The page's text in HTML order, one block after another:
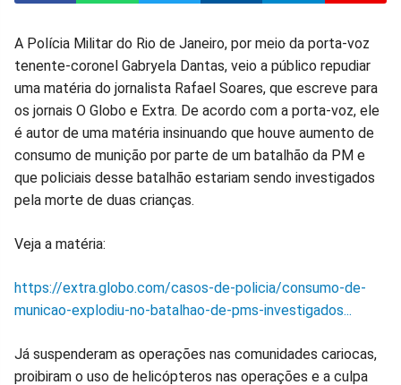
Compartilhar
no
Facebook
Compartilhar
no
Whatsapp
Compartilhar
no
Twitter
Compartilhar
no
Messenger
Compartilhar
no
Telegram
no
Gettr
A Polícia Militar do Rio de Janeiro, por meio da porta-voz
tenente-coronel Gabryela Dantas, veio a público repudiar
uma matéria do jornalista Rafael Soares, que escreve para
os jornais O Globo e Extra. De acordo com a porta-voz, ele
é autor de uma matéria insinuando que houve aumento de
consumo de munição por parte de um batalhão da PM e
que policiais desse batalhão estariam sendo investigados
pela morte de duas crianças.
Veja a matéria:
https://extra.globo.com/casos-de-policia/consumo-de-
municao-explodiu-no-batalhao-de-pms-investigados...
Já suspenderam as operações nas comunidades cariocas,
proibiram o uso de helicópteros nas operações e a culpa